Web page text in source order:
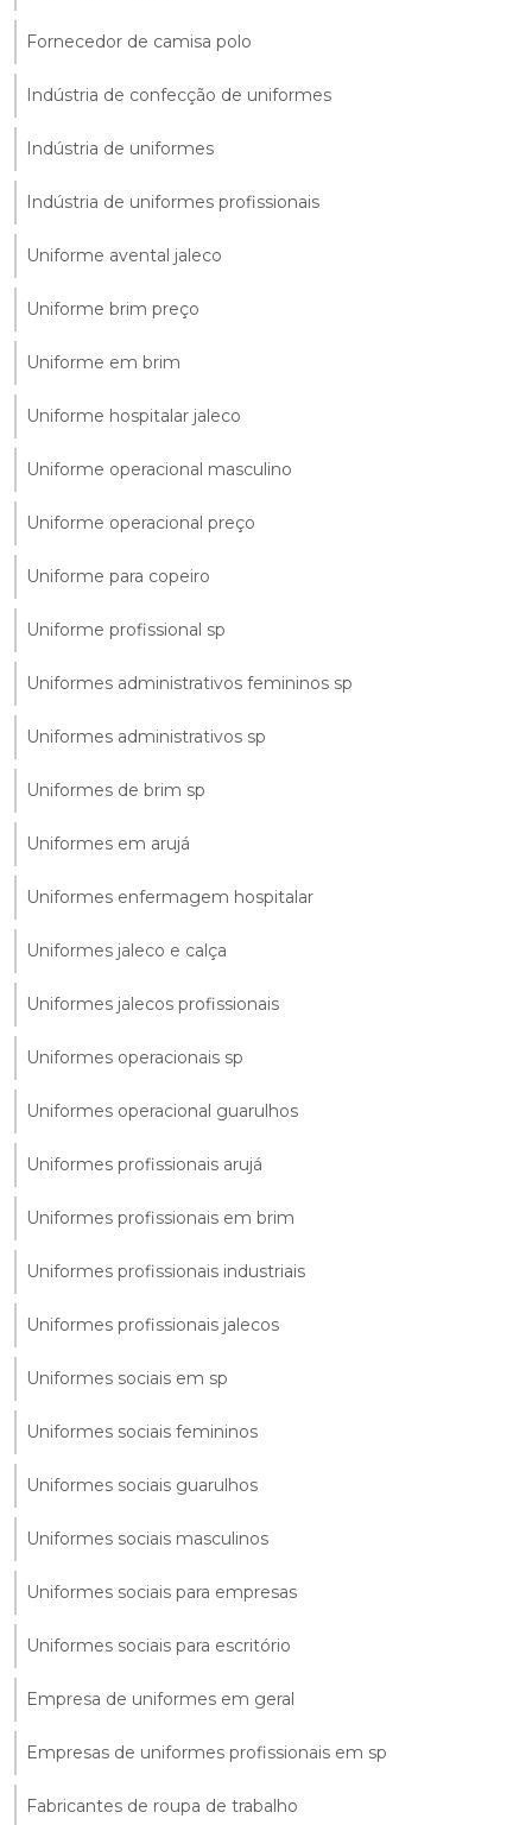
Fornecedor de camisa polo
Indústria de confecção de uniformes
Indústria de uniformes
Indústria de uniformes profissionais
Uniforme avental jaleco
Uniforme brim preço
Uniforme em brim
Uniforme hospitalar jaleco
Uniforme operacional masculino
Uniforme operacional preço
Uniforme para copeiro
Uniforme profissional sp
Uniformes administrativos femininos sp
Uniformes administrativos sp
Uniformes de brim sp
Uniformes em arujá
Uniformes enfermagem hospitalar
Uniformes jaleco e calça
Uniformes jalecos profissionais
Uniformes operacionais sp
Uniformes operacional guarulhos
Uniformes profissionais arujá
Uniformes profissionais em brim
Uniformes profissionais industriais
Uniformes profissionais jalecos
Uniformes sociais em sp
Uniformes sociais femininos
Uniformes sociais guarulhos
Uniformes sociais masculinos
Uniformes sociais para empresas
Uniformes sociais para escritório
Empresa de uniformes em geral
Empresas de uniformes profissionais em sp
Fabricantes de roupa de trabalho